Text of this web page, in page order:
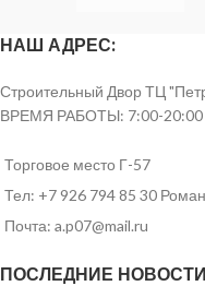
Ширина
Допустимые
по
минус 4
минус 5
НАШ АДРЕС:
Строительный Двор ТЦ
ВРЕМЯ РАБОТЫ: 7:00-20:00
Торговое место Г-57
Тел: +7 926 794 85 30 Роман
Почта: a.p07@mail.ru
ПОСЛЕДНИЕ НОВОСТИ